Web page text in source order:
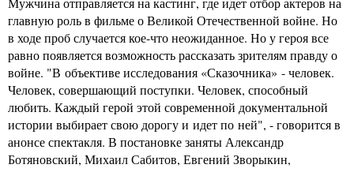
главную роль в фильме о Великой Отечественной войне. Но
в ходе проб случается кое-что неожиданное. Но у героя все
равно появляется возможность рассказать зрителям правду о
войне. "В объективе исследования «Сказочника» - человек.
Человек, совершающий поступки. Человек, способный
любить. Каждый герой этой современной документальной
истории выбирает свою дорогу и идет по ней", - говорится в
анонсе спектакля. В постановке заняты Александр
Ботяновский, Михаил Сабитов, Евгений Зворыкин,